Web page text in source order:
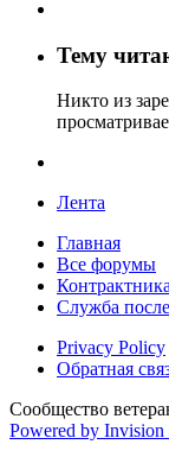
Тему
Никто из
Лента
Главная
Все форумы
Служба
Privacy Policy
Обратная
Сообщество
Powered by